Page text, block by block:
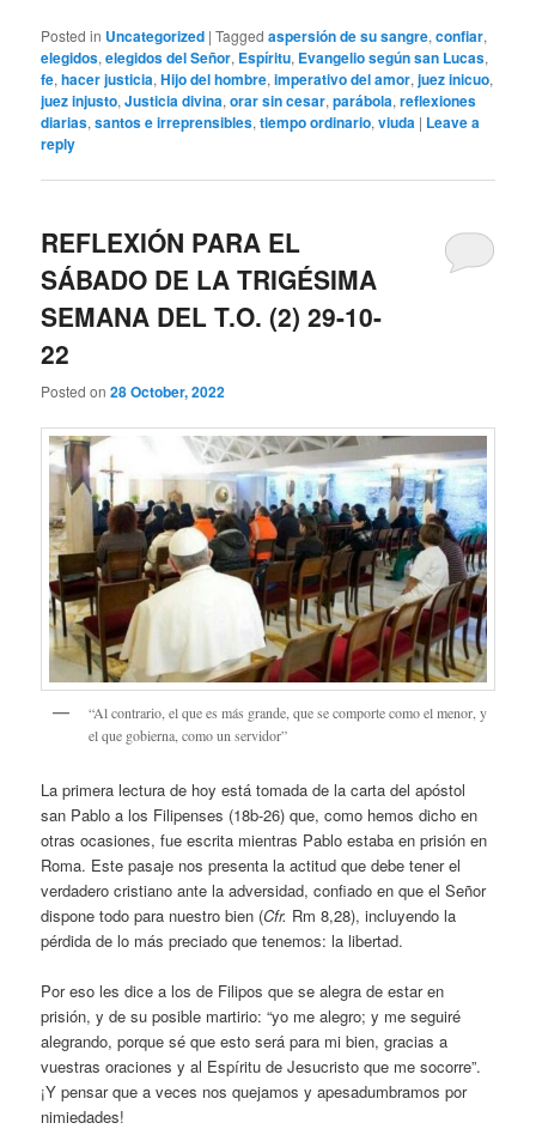
Posted in Uncategorized |Tagged aspersión de su sangre,confiar,
elegidos,elegidos del Señor, Espíritu, Evangelio según san Lucas,
fe,hacer justicia,Hijo del hombre,imperativo del amor,juez inicuo,
juez injusto,Justicia divina,orar sin cesar,parábola,reflexiones
diarias,santos e irreprensibles,tiempo ordinario,viuda | Leave a
reply
REFLEXIÓN PARA EL
SÁBADO DE LA TRIGÉSIMA
SEMANA DEL T.O. (2) 29-10-
22
Posted on28 October, 2022
“Al contrario, el que es más grande, que se comporte como el menor, y
el que gobierna, como un servidor”
La primera lectura de hoy está tomada de la carta del apóstol
san Pablo a los Filipenses (18b-26) que, como hemos dicho en
otras ocasiones, fue escrita mientras Pablo estaba en prisión en
Roma. Este pasaje nos presenta la actitud que debe tener el
verdadero cristiano ante la adversidad, confiado en que el Señor
dispone todo para nuestro bien (Cfr. Rm 8,28), incluyendo la
pérdida de lo más preciado que tenemos: la libertad.
Por eso les dice a los de Filipos que se alegra de estar en
prisión, y de su posible martirio: “yo me alegro; y me seguiré
alegrando, porque sé que esto será para mi bien, gracias a
vuestras oraciones y al Espíritu de Jesucristo que me socorre”.
¡Y pensar que a veces nos quejamos y apesadumbramos por
nimiedades!